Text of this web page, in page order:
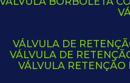
VÁLVULA DE
VÁLVULA DE
VÁLVULA